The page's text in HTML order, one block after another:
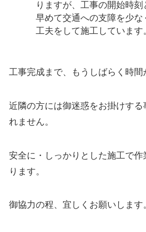
りますが、工事の開始時刻
早めて交通への支障を少な
工夫をして施工しています
工事完成まで、もうしばらく時間
近隣の方には御迷惑をお掛けする
れません。
安全に・しっかりとした施工で作
ります。
御協力の程、宜しくお願いします